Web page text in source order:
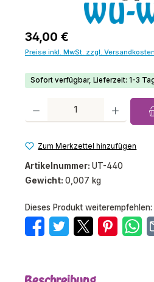
Regulärer Preis:
34,00 €
Preise inkl. MwSt. zzgl. Versandkosten
Sofort verfügbar, Lieferzeit: 1-3
Produkt Anzahl: Gib den
Zum Merkzettel hinzufügen
Artikelnummer: UT-440
Gewicht: 0,007 kg
Dieses Produkt weiterempfehlen: